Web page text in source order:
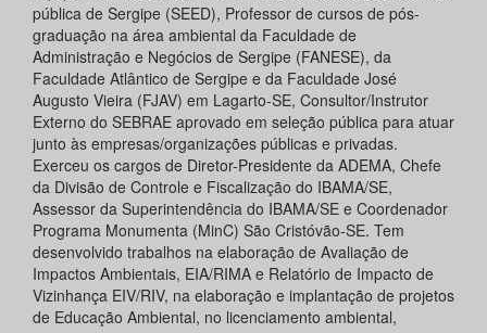
pública de Sergipe (SEED), Professor de cursos de pós-
graduação na área ambiental da Faculdade de
Administração e Negócios de Sergipe (FANESE), da
Faculdade Atlântico de Sergipe e da Faculdade José
Augusto Vieira (FJAV) em Lagarto-SE, Consultor/Instrutor
Externo do SEBRAE aprovado em seleção pública para atuar
junto às empresas/organizações públicas e privadas.
Exerceu os cargos de Diretor-Presidente da ADEMA, Chefe
da Divisão de Controle e Fiscalização do IBAMA/SE,
Assessor da Superintendência do IBAMA/SE e Coordenador
Programa Monumenta (MinC) São Cristóvão-SE. Tem
desenvolvido trabalhos na elaboração de Avaliação de
Impactos Ambientais, EIA/RIMA e Relatório de Impacto de
Vizinhança EIV/RIV, na elaboração e implantação de projetos
de Educação Ambiental, no licenciamento ambiental,